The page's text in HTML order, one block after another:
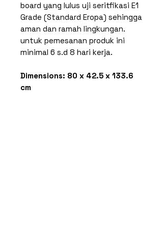
board yang lulus uji seritfikasi E1
Grade (Standard Eropa) sehingga
aman dan ramah lingkungan.
untuk pemesanan produk ini
minimal 6 s.d 8 hari kerja.
Dimensions: 80 x 42.5 x 133.6
cm